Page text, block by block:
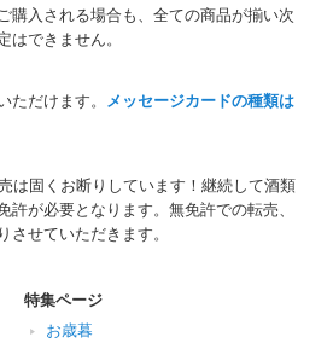
購入される場合も、全ての商品が揃い次
はできません。
ただけます。
メッセージカードの種類は
は固くお断りしています！継続して酒類
が必要となります。無免許での転売、
せていただきます。
特集ページ
お歳暮